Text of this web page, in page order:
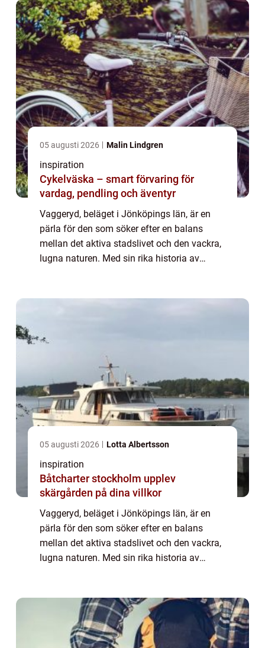
05 augusti 2026 Malin Lindgren
inspiration
Cykelväska – smart förvaring för
vardag, pendling och äventyr
Vaggeryd, beläget i Jönköpings län, är en
pärla för den som söker efter en balans
mellan det aktiva stadslivet och den vackra,
lugna naturen. Med sin rika historia av
05 augusti 2026 Lotta Albertsson
inspiration
Båtcharter stockholm upplev
skärgården på dina villkor
Vaggeryd, beläget i Jönköpings län, är en
pärla för den som söker efter en balans
mellan det aktiva stadslivet och den vackra,
lugna naturen. Med sin rika historia av